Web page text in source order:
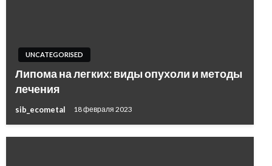
UNCATEGORISED
Липома на легких: виды опухоли и методы
лечения
sib_ecometal 18 февраля 2023